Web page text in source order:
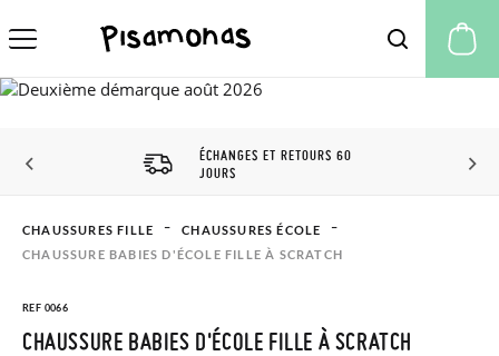
ÉCHANGES ET RETOURS 60
JOURS
CHAUSSURES FILLE
CHAUSSURES ÉCOLE
CHAUSSURE BABIES D'ÉCOLE FILLE À SCRATCH
REF 0066
CHAUSSURE BABIES D'ÉCOLE FILLE À SCRATCH